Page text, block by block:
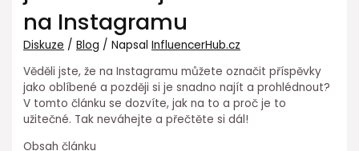
na Instagramu
Diskuze /Blog / NapsalInfluencerHub.cz
Věděli jste, že na Instagramu můžete označit příspěvky
jako oblíbené a později si je snadno najít a prohlédnout?
V tomto článku se dozvíte, jak na to a proč je to
užitečné. Tak neváhejte a přečtěte si dál!
Obsah článku